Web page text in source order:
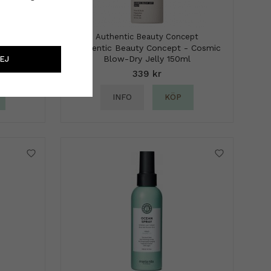
Mist
Authentic Beauty Concept
Authentic Beauty Concept - Cosmic
Blow-Dry Jelly 150ml
339 kr
INFO KÖP